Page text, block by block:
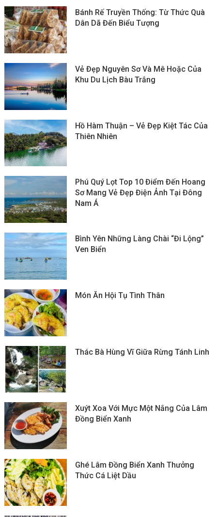
Bánh Rế Truyền Thống: Từ Thức Quà
Dân Dã Đến Biểu Tượng
Vẻ Đẹp Nguyên Sơ Và Mê Hoặc Của
Khu Du Lịch Bàu Trắng
Hồ Hàm Thuận – Vẻ Đẹp Kiệt Tác Của
Thiên Nhiên
Phú Quý Lọt Top 10 Điểm Đến Hoang
Sơ Mang Vẻ Đẹp Điện Ảnh Tại Đông
Nam Á
Bình Yên Những Làng Chài “đi Lộng”
Ven Biển
Món Ăn Hội Tụ Tình Thân
Thác Bà Hùng Vĩ Giữa Rừng Tánh Linh
Xuýt Xoa Với Mực Một Nắng Của Lâm
Đồng Biển Xanh
Ghé Lâm Đồng Biển Xanh Thưởng
Thức Cá Liệt Dầu